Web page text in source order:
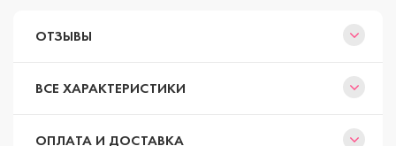
ОТЗЫВЫ
ВСЕ ХАРАКТЕРИСТИКИ
ОПЛАТА И ДОСТАВКА